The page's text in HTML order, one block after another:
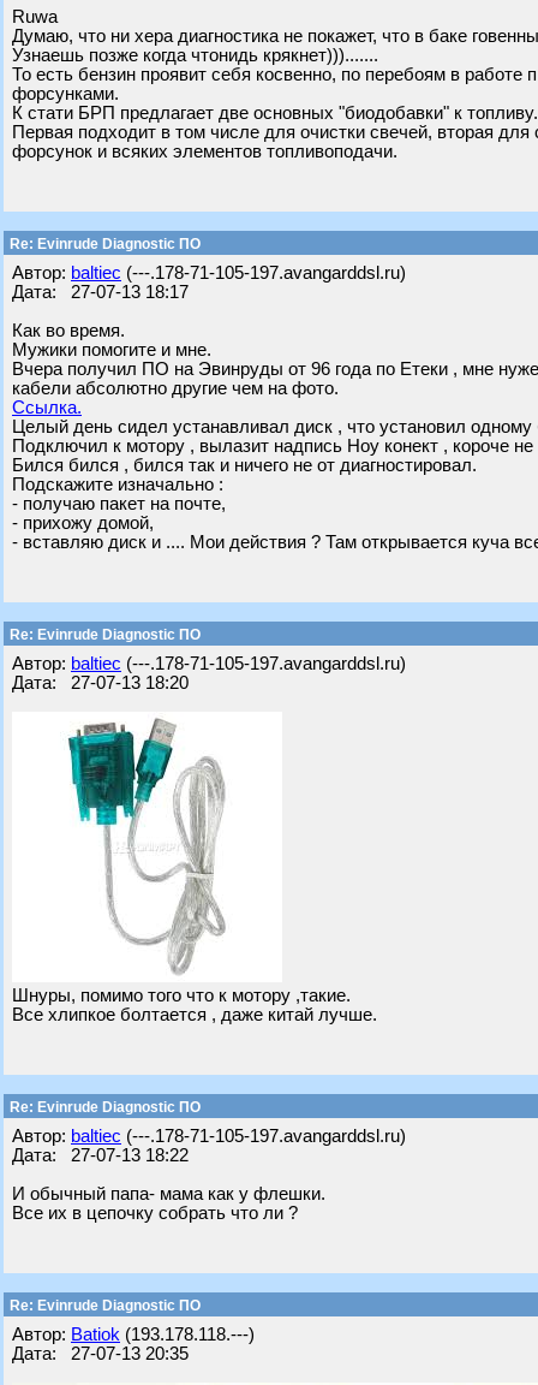
Ruwa
Думаю, что ни хера диагностика не покажет, что в баке
Узнаешь позже когда чтонидь крякнет))).......
То есть бензин проявит себя косвенно, по перебоям в
форсунками.
К стати БРП предлагает две основных "биодобавки" к
Первая подходит в том числе для очистки свечей, вторая
форсунок и всяких элементов топливоподачи.
Re: Evinrude Diagnostic ПО
Автор: baltiec (---.178-71-105-197.avangarddsl.ru)
Дата: 27-07-13 18:17
Как во время.
Мужики помогите и мне.
Вчера получил ПО на Эвинруды от 96 года по Етеки , мне
кабели абсолютно другие чем на фото.
Ссылка.
Целый день сидел устанавливал диск , что установил одному
Подключил к мотору , вылазит надпись Ноу конект , короче
Бился бился , бился так и ничего не от диагностировал.
Подскажите изначально :
- получаю пакет на почте,
- прихожу домой,
- вставляю диск и .... Мои действия ? Там открывается куча
Re: Evinrude Diagnostic ПО
Автор: baltiec (---.178-71-105-197.avangarddsl.ru)
Дата: 27-07-13 18:20
Шнуры, помимо того что к мотору ,такие.
Все хлипкое болтается , даже китай лучше.
Re: Evinrude Diagnostic ПО
Автор: baltiec (---.178-71-105-197.avangarddsl.ru)
Дата: 27-07-13 18:22
И обычный папа- мама как у флешки.
Все их в цепочку собрать что ли ?
Re: Evinrude Diagnostic ПО
Автор: Batiok (193.178.118.---)
Дата: 27-07-13 20:35